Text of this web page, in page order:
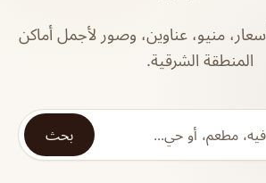
منيو، عناوين، وصور لأجمل أماكن
المنطقة الشرقية.
بحث